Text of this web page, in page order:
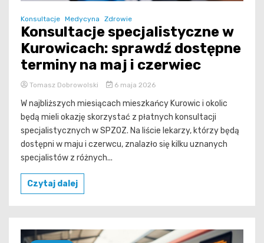
Konsultacje Medycyna Zdrowie
Konsultacje specjalistyczne w
Kurowicach: sprawdź dostępne
terminy na maj i czerwiec
Tomasz Dobrowolski 6 maja 2026
W najbliższych miesiącach mieszkańcy Kurowic i okolic
będą mieli okazję skorzystać z płatnych konsultacji
specjalistycznych w SPZOZ. Na liście lekarzy, którzy będą
dostępni w maju i czerwcu, znalazło się kilku uznanych
specjalistów z różnych...
Czytaj dalej